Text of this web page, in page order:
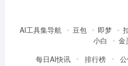
AI工具集导航 豆包 即梦
小白
金
每日AI快讯
排行榜